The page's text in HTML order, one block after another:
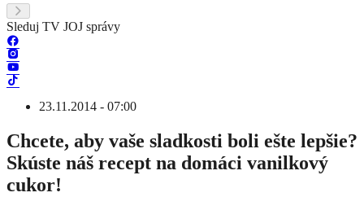
Sleduj TV JOJ správy
23.11.2014 - 07:00
Chcete, aby vaše sladkosti boli ešte lepšie?
Skúste náš recept na domáci vanilkový
cukor!